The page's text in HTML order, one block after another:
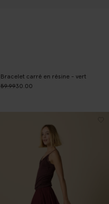
Bracelet carré en résine - vert
59.9930.00